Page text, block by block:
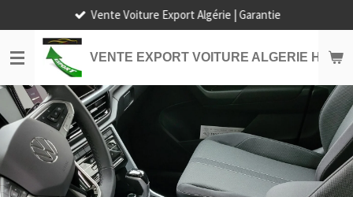
au
contenu
principal
VENTE EXPORT VOITURE ALGERIE HORS
Vente Voiture Export Algérie | Garantie